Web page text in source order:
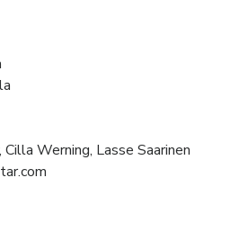
Cilla Werning, Lasse Saarinen